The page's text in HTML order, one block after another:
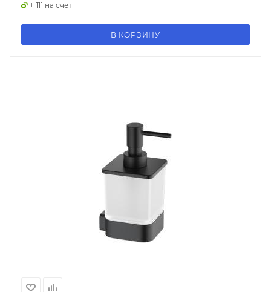
+ 111 на счет
В КОРЗИНУ